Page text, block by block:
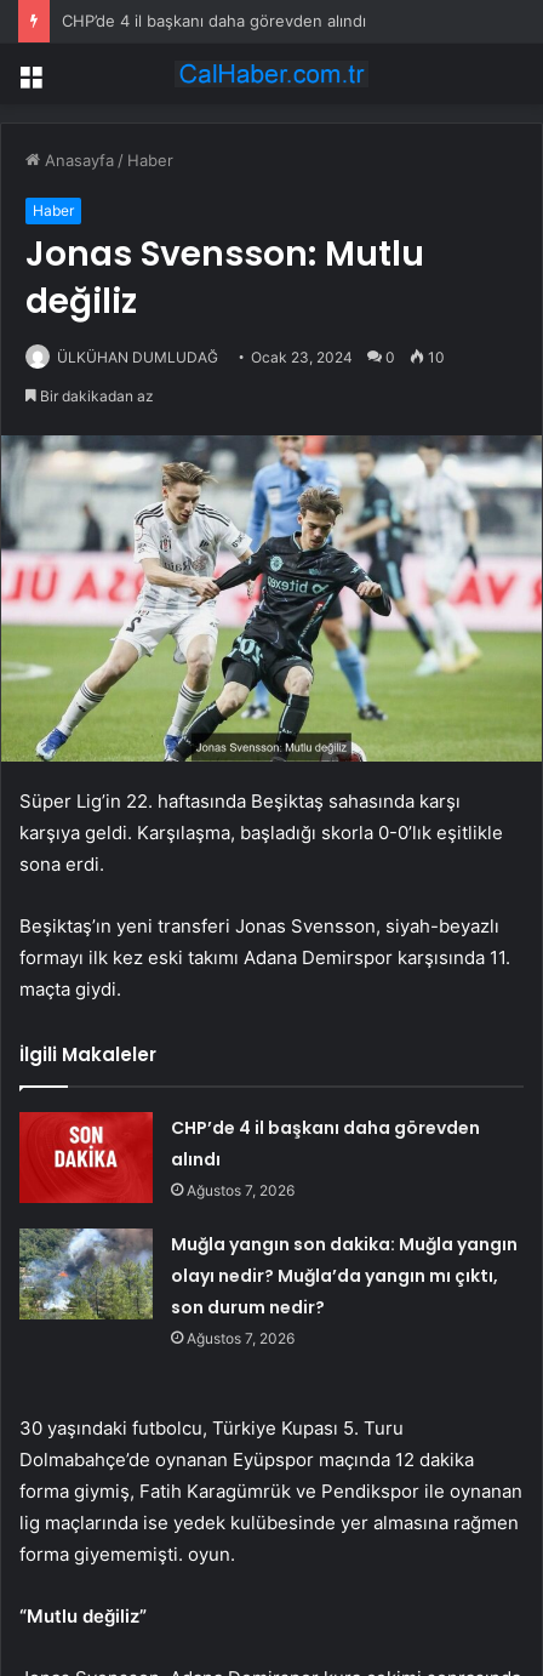
CHP’de 4 il başkanı daha görevden alındı
Menü
Anasayfa / Haber
Haber
Jonas Svensson: Mutlu
değiliz
ÜLKÜHAN DUMLUDAĞ Ocak 23, 2024 0 10
Bir dakikadan az
Süper Lig’in 22. haftasında Beşiktaş sahasında karşı
karşıya geldi. Karşılaşma, başladığı skorla 0-0’lık eşitlikle
sona erdi.
Beşiktaş’ın yeni transferi Jonas Svensson, siyah-beyazlı
formayı ilk kez eski takımı Adana Demirspor karşısında 11.
maçta giydi.
İlgili Makaleler
CHP’de 4 il başkanı daha görevden
alındı
Ağustos 7, 2026
Muğla yangın son dakika: Muğla yangın
olayı nedir? Muğla’da yangın mı çıktı,
son durum nedir?
Ağustos 7, 2026
30 yaşındaki futbolcu, Türkiye Kupası 5. Turu
Dolmabahçe’de oynanan Eyüpspor maçında 12 dakika
forma giymiş, Fatih Karagümrük ve Pendikspor ile oynanan
lig maçlarında ise yedek kulübesinde yer almasına rağmen
forma giyememişti. oyun.
“Mutlu değiliz”